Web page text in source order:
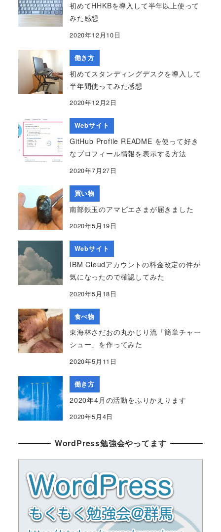
初めてHHKBを導入して半年以上使って
みた感想
2020年12月10日
働き方
初めてスタンディングデスクを導入して
半年間使ってみた感想
2020年12月2日
Webサイト
GitHub Profile README を使って好き
なプロフィール情報を表示する方法
2020年7月27日
買い物
南部鉄玉のアマビエさまが届きました
2020年5月19日
Webサイト
IBM Cloudアカウントの料金改定の件が
気になったので確認してみた
2020年5月18日
食べ物
東海林さだおの丸かじり流「簡単チャー
シュー」を作ってみた
2020年5月11日
働き方
2020年4月の活動をふりかえります
2020年5月4日
WordPress勉強会やってます